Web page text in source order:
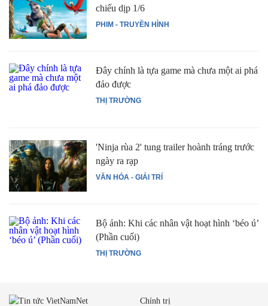
PHIM - TRUYỀN HÌNH
chiếu dịp 1/6
THỊ TRƯỜNG
Đây chính là tựa game mà chưa một ai phá
đảo được
VĂN HÓA - GIẢI TRÍ
'Ninja rùa 2' tung trailer hoành tráng trước
ngày ra rạp
THỊ TRƯỜNG
Bộ ảnh: Khi các nhân vật hoạt hình ‘béo ú’
(Phần cuối)
Chính trị